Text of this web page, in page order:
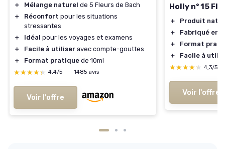
＋ Mélange naturel de 5 Fleurs de Bach
＋
Réconfort pour les situations
stressantes
＋
Idéal pour les voyages et examens
＋
Facile à utiliser avec compte-gouttes
＋
Format pratique de 10ml
★★★★★
★★★★★ 4,4/5 — 1485 avis
Voir l'offre
Holly n° 15
＋
Produit
＋
Fabriqué en
＋
Format
＋
Facile à
★★★★★
★★★★★ 4,3/5
Voir l'offre